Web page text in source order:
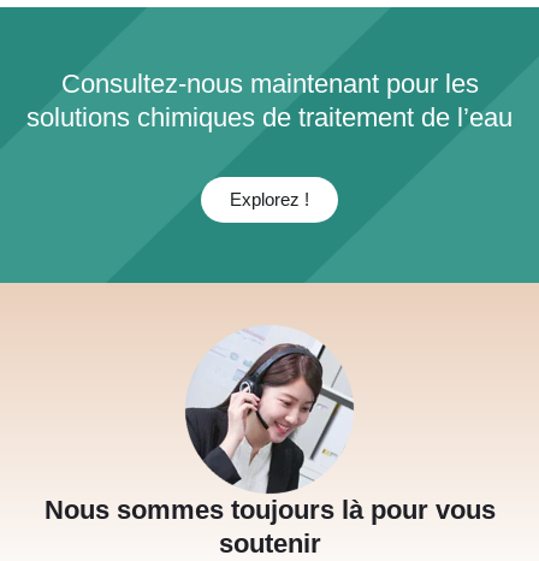
Consultez-nous maintenant pour les
solutions chimiques de traitement de l’eau
Explorez !
Nous sommes toujours là pour vous
soutenir